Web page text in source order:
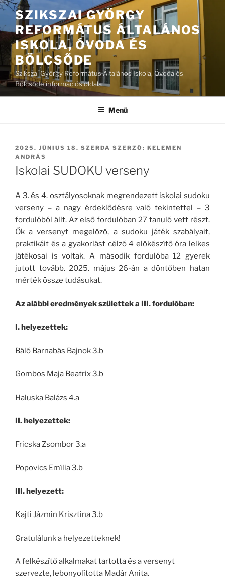
Tartalomhoz
SZIKSZAI GYÖRGY
REFORMÁTUS ÁLTALÁNOS
ISKOLA, ÓVODA ÉS
BÖLCSŐDE
Szikszai György Református Általános Iskola, Óvoda és
Bölcsőde információs oldala
Menü
BEKÜLDVE:
2025. JÚNIUS 18. SZERDA SZERZŐ: KELEMEN
ANDRÁS
Iskolai SUDOKU verseny
A 3. és 4. osztályosoknak megrendezett iskolai sudoku
verseny – a nagy érdeklődésre való tekintettel – 3
fordulóból állt. Az első fordulóban 27 tanuló vett részt.
Ők a versenyt megelőző, a sudoku játék szabályait,
praktikáit és a gyakorlást célzó 4 előkészítő óra lelkes
játékosai is voltak. A második fordulóba 12 gyerek
jutott tovább. 2025. május 26-án a döntőben hatan
mérték össze tudásukat.
Az alábbi eredmények születtek a III. fordulóban:
I. helyezettek:
Báló Barnabás Bajnok 3.b
Gombos Maja Beatrix 3.b
Haluska Balázs 4.a
II. helyezettek:
Fricska Zsombor 3.a
Popovics Emília 3.b
III. helyezett:
Kajti Jázmin Krisztina 3.b
Gratulálunk a helyezetteknek!
A felkészítő alkalmakat tartotta és a versenyt
szervezte, lebonyolította Madár Anita.